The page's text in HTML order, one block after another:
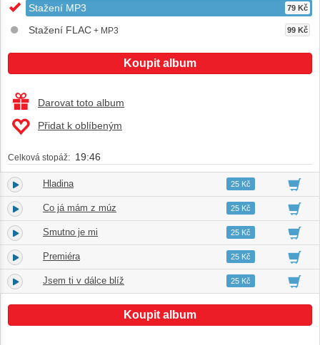
Stažení MP3 79 Kč
Stažení FLAC + MP3 99 Kč
Koupit album
Darovat toto album
Přidat k oblíbeným
Celková stopáž: 19:46
1. Hladina 03:2225 Kč
2. Co já mám z múz 03:0125 Kč
3. Smutno je mi 04:3225 Kč
4. Premiéra 04:0325 Kč
5. Jsem ti v dálce blíž 04:4825 Kč
Koupit album